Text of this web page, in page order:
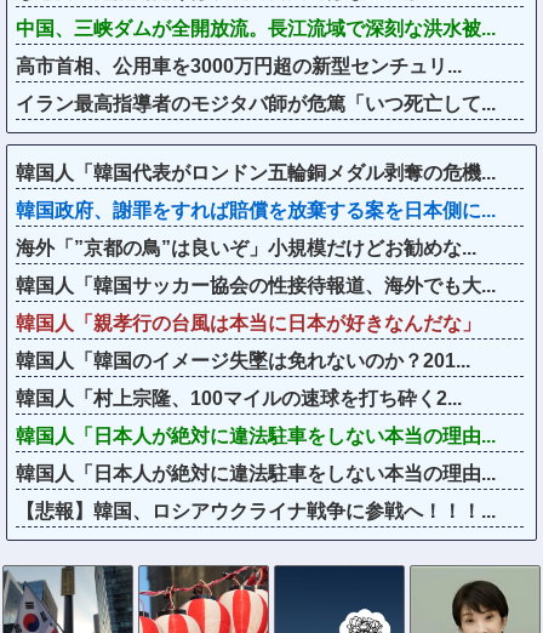
中国、三峡ダムが全開放流。長江流域で深刻な洪水被...
高市首相、公用車を3000万円超の新型センチュリ...
イラン最高指導者のモジタバ師が危篤「いつ死亡して...
韓国人「韓国代表がロンドン五輪銅メダル剥奪の危機...
韓国政府、謝罪をすれば賠償を放棄する案を日本側に...
海外「”京都の鳥”は良いぞ」小規模だけどお勧めな...
韓国人「韓国サッカー協会の性接待報道、海外でも大...
韓国人「親孝行の台風は本当に日本が好きなんだな」
韓国人「韓国のイメージ失墜は免れないのか？201...
韓国人「村上宗隆、100マイルの速球を打ち砕く2...
韓国人「日本人が絶対に違法駐車をしない本当の理由...
韓国人「日本人が絶対に違法駐車をしない本当の理由...
【悲報】韓国、ロシアウクライナ戦争に参戦へ！！！...